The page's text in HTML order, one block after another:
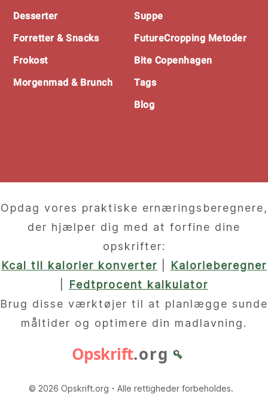
Desserter
Forretter & Snacks
Frokost
Morgenmad & Brunch
Suppe
FutureCropping Metoder
Bite Copenhagen
Tags
Blog
Opdag vores praktiske ernæringsberegnere,
der hjælper dig med at forfine dine
opskrifter:
Kcal til kalorier konverter
Kalorieberegner
Fedtprocent kalkulator
Brug disse værktøjer til at planlægge sunde
måltider og optimere din madlavning.
Opskrift.org 🥄
© 2026 Opskrift.org - Alle rettigheder forbeholdes.